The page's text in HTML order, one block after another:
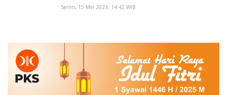
Senin, 15 Mei 2023, 14:42 WIB